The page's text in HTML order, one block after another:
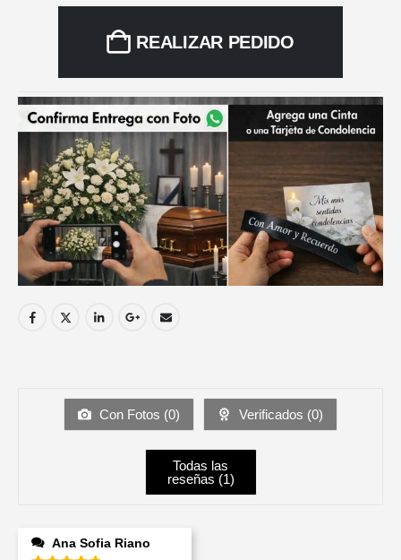
REALIZAR PEDIDO
Con Fotos (0) Verificados (0)
Todas las
reseñas (1)
Ana Sofia Riano